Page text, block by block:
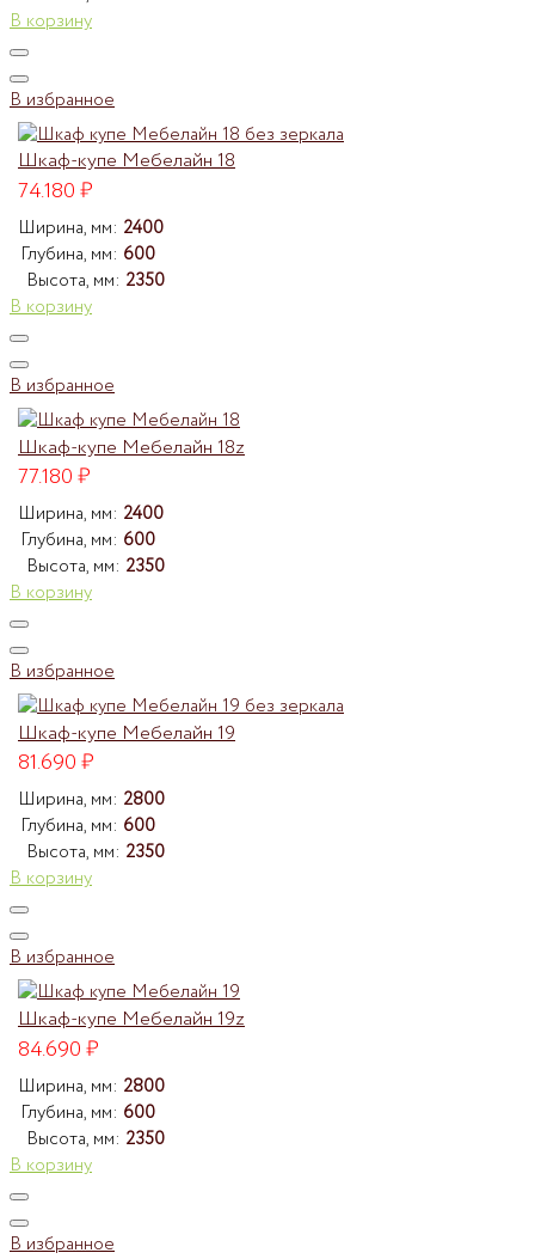
В корзину
В избранное
Шкаф-купе Мебелайн 18
74.180₽
Ширина, мм: 2400
Глубина, мм: 600
Высота, мм: 2350
В корзину
В избранное
Шкаф-купе Мебелайн 18z
77.180₽
Ширина, мм: 2400
Глубина, мм: 600
Высота, мм: 2350
В корзину
В избранное
Шкаф-купе Мебелайн 19
81.690₽
Ширина, мм: 2800
Глубина, мм: 600
Высота, мм: 2350
В корзину
В избранное
Шкаф-купе Мебелайн 19z
84.690₽
Ширина, мм: 2800
Глубина, мм: 600
Высота, мм: 2350
В корзину
В избранное